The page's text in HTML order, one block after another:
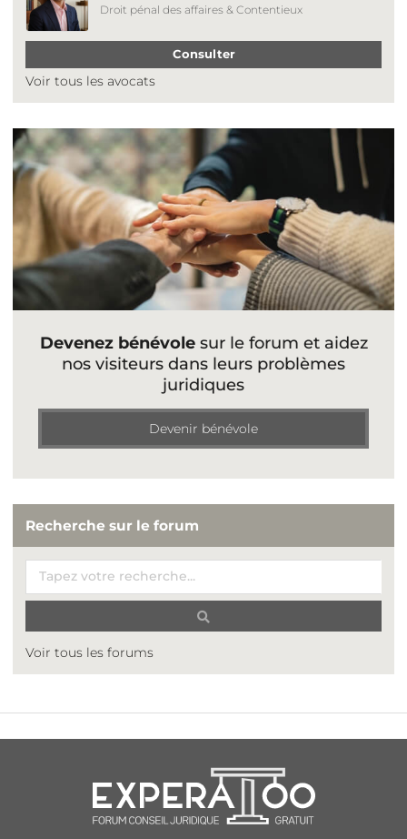
Droit pénal des affaires & Contentieux
Consulter
Voir tous les avocats
Devenez bénévolesur le forum et aidez
nos visiteurs dans leurs problèmes
juridiques
Devenir bénévole
Recherche sur le forum
Voir tous les forums